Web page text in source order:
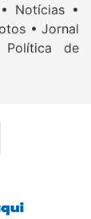
Notícias •
• Jornal
Política de